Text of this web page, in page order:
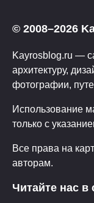
© 2008–2026
Kayrosblog.ru —
архитектуру,
фотографии,
Использование
только с
Все права на
авторам.
Читайте нас в